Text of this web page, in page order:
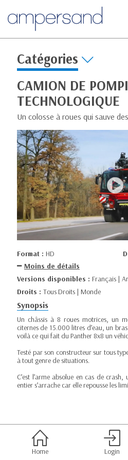
Catégories
CAMION DE
TECHNOLOGIQUE
Un colosse à roues qui sauve
Format : HD
Moins de détails
Versions disponibles : Français |
Droits : Tous Droits | Monde
Synopsis
Un châssis à 8 roues motrices, un
citernes de 15.000 litres d’eau, un
voilà ce qui fait du Panther 8x8 un
Testé par son constructeur sur tous
à tout genre de situations.
C’est l’arme absolue en cas de
entier s’arrache car elle repousse les
Home Login